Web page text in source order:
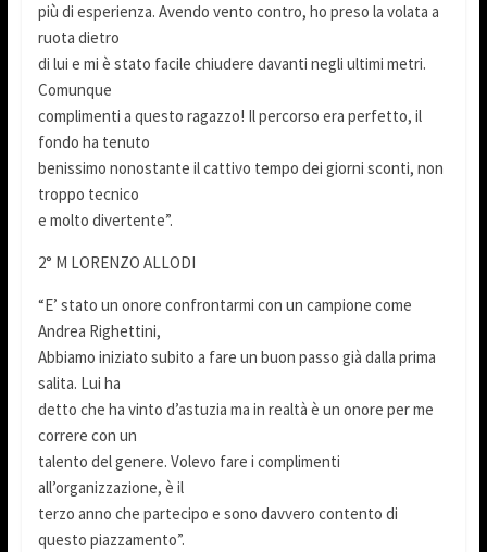
più di esperienza. Avendo vento contro, ho preso la volata a
ruota dietro
di lui e mi è stato facile chiudere davanti negli ultimi metri.
Comunque
complimenti a questo ragazzo! Il percorso era perfetto, il
fondo ha tenuto
benissimo nonostante il cattivo tempo dei giorni sconti, non
troppo tecnico
e molto divertente”.
2° M LORENZO ALLODI
“E’ stato un onore confrontarmi con un campione come
Andrea Righettini,
Abbiamo iniziato subito a fare un buon passo già dalla prima
salita. Lui ha
detto che ha vinto d’astuzia ma in realtà è un onore per me
correre con un
talento del genere. Volevo fare i complimenti
all’organizzazione, è il
terzo anno che partecipo e sono davvero contento di
questo piazzamento”.